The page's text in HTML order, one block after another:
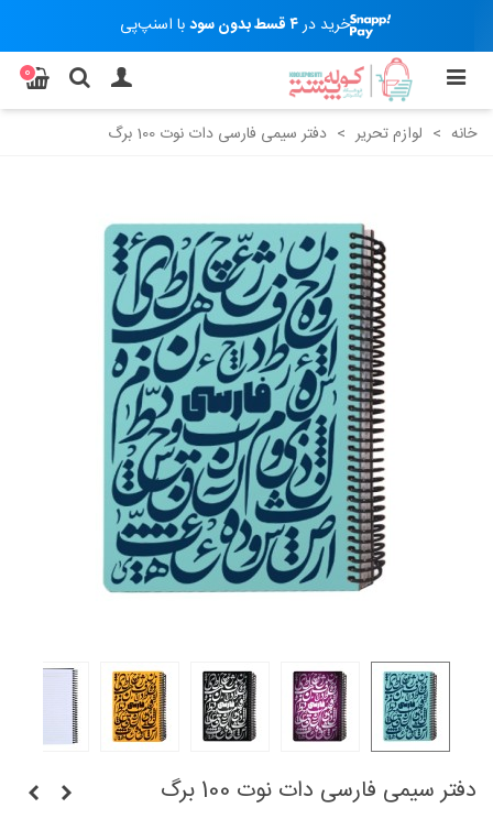
خرید در۴ قسط بدون سود با اسنپ‌پی
0
خانه > لوازم تحریر > دفتر سیمی فارسی دات نوت 100 برگ
دفتر سیمی فارسی دات نوت 100 برگ